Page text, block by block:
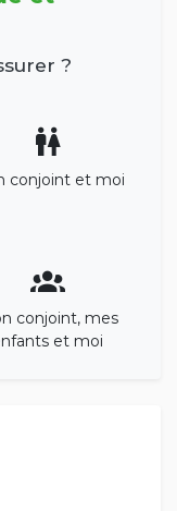
?
conjoint et moi
conjoint, mes
et moi